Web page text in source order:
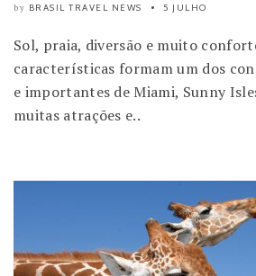
by BRASIL TRAVEL NEWS 5 JULHO
Sol, praia, diversão e muito
características formam um dos
e importantes de Miami, Sunny
muitas atrações e..